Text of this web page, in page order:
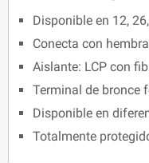
Disponible en 12,
Conecta con
Aislante: LCP con
Terminal de bronce
Disponible en
Totalmente